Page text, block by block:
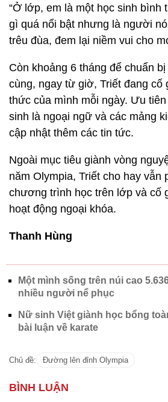
“Ở lớp, em là một học sinh bình
gì quá nổi bật nhưng là người
trêu đùa, đem lại niềm vui cho
Còn khoảng 6 tháng để chuẩn
cùng, ngay từ giờ, Triết đang cố
thức của mình mỗi ngày. Ưu
sinh là ngoại ngữ và các mảng
cập nhật thêm các tin tức.
Ngoài mục tiêu giành vòng
năm Olympia, Triết cho hay vẫn
chương trình học trên lớp và cố
hoạt động ngoại khóa.
Thanh Hùng
Một mình sống trên núi cao
nhiều người nể phục
Nữ sinh Việt giành học bổng
bài luận về karate
Chủ đề: Đường lên đỉnh Olympia